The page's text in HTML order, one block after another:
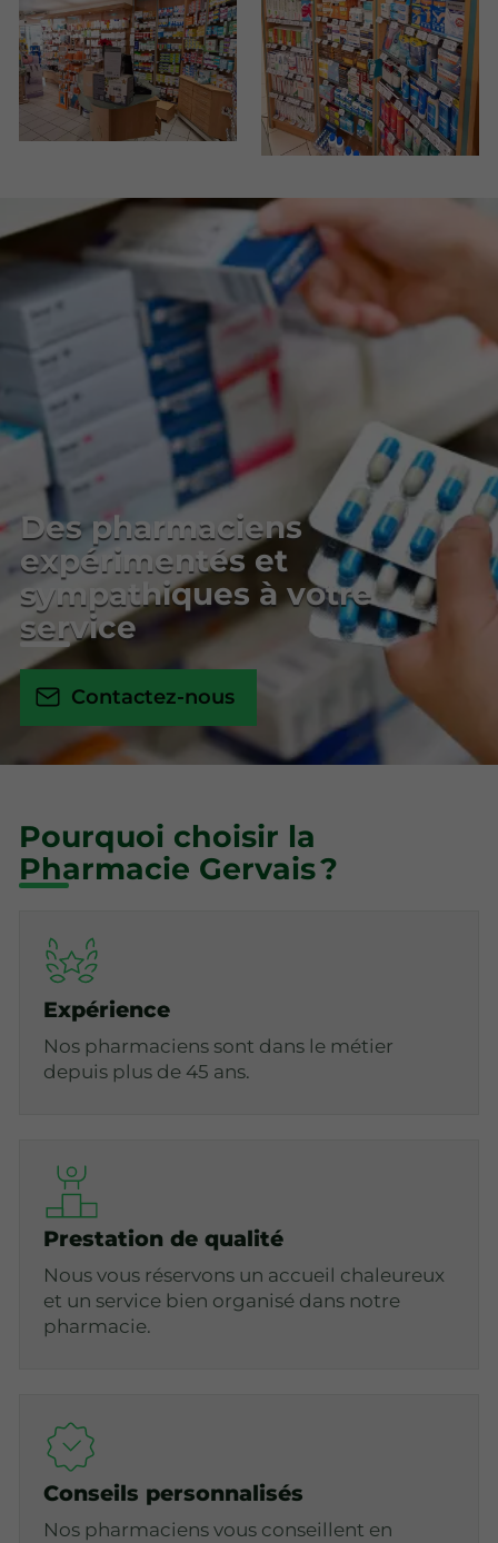
Des pharmaciens
expérimentés et
sympathiques à votre
service
Contactez-nous
Pourquoi choisir la
Pharmacie Gervais ?
Expérience
Nos pharmaciens sont dans le métier
depuis plus de 45 ans.
Prestation de qualité
Nous vous réservons un accueil chaleureux
et un service bien organisé dans notre
pharmacie.
Conseils personnalisés
Nos pharmaciens vous conseillent en